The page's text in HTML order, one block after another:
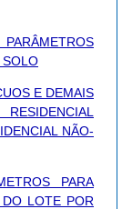
SOLO
E DEMAIS
NÃO-
PARA
DO LOTE POR